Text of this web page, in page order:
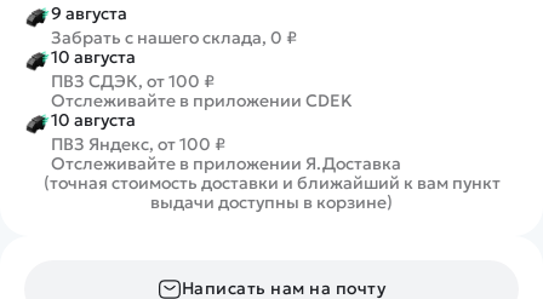
9 августа
Забрать с нашего склада, 0 ₽
10 августа
ПВЗ СДЭК, от 100 ₽
Отслеживайте в приложении CDEK
10 августа
ПВЗ Яндекс, от 100 ₽
Отслеживайте в приложении Я.Доставка
(точная стоимость доставки и ближайший к вам пункт
выдачи доступны в корзине)
Написать нам на почту